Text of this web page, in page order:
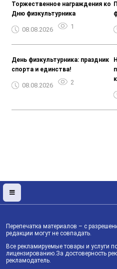
Торжественное награждения ко
Дню физкультурника
08.08.2026 1
День физкультурника: праздник
спорта и единства!
08.08.2026 2
Перепечатка материалов – с
редакции могут не совпадать.
Все рекламируемые товары и услуги
лицензированию.За достоверность
рекламодатель.